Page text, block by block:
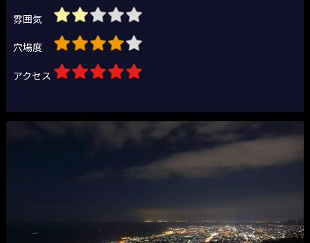
雰囲気
穴場度
アクセス